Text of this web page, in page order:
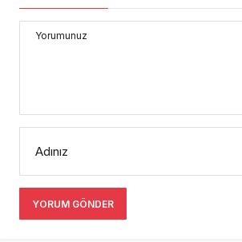
Yorumunuz
Adınız
YORUM GÖNDER